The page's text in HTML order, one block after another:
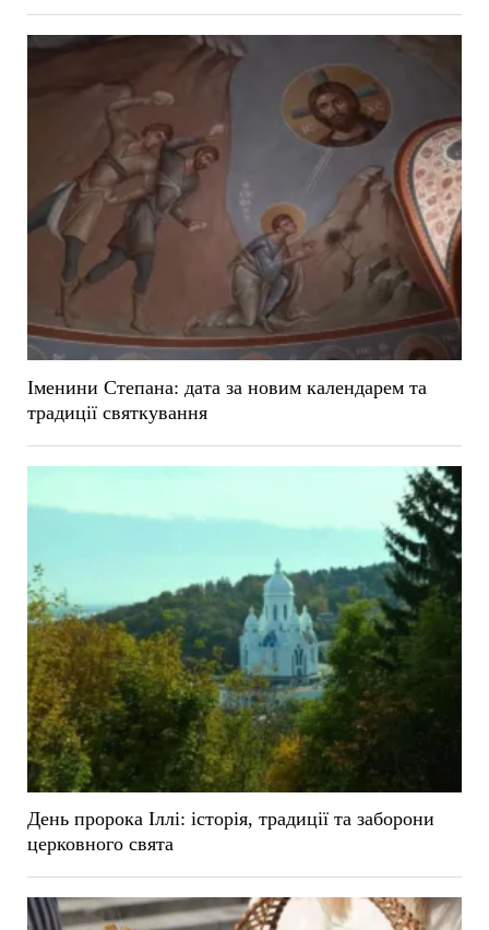
Іменини Степана: дата за новим календарем та
традиції святкування
День пророка Іллі: історія, традиції та заборони
церковного свята